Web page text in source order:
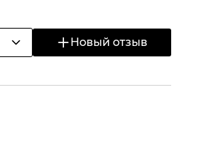
Новый отзыв